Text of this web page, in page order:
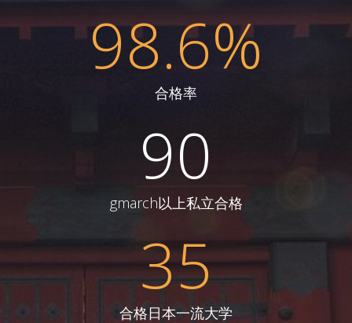
98.6%
合格率
90
gmarch以上私立合格
35
合格日本一流大学